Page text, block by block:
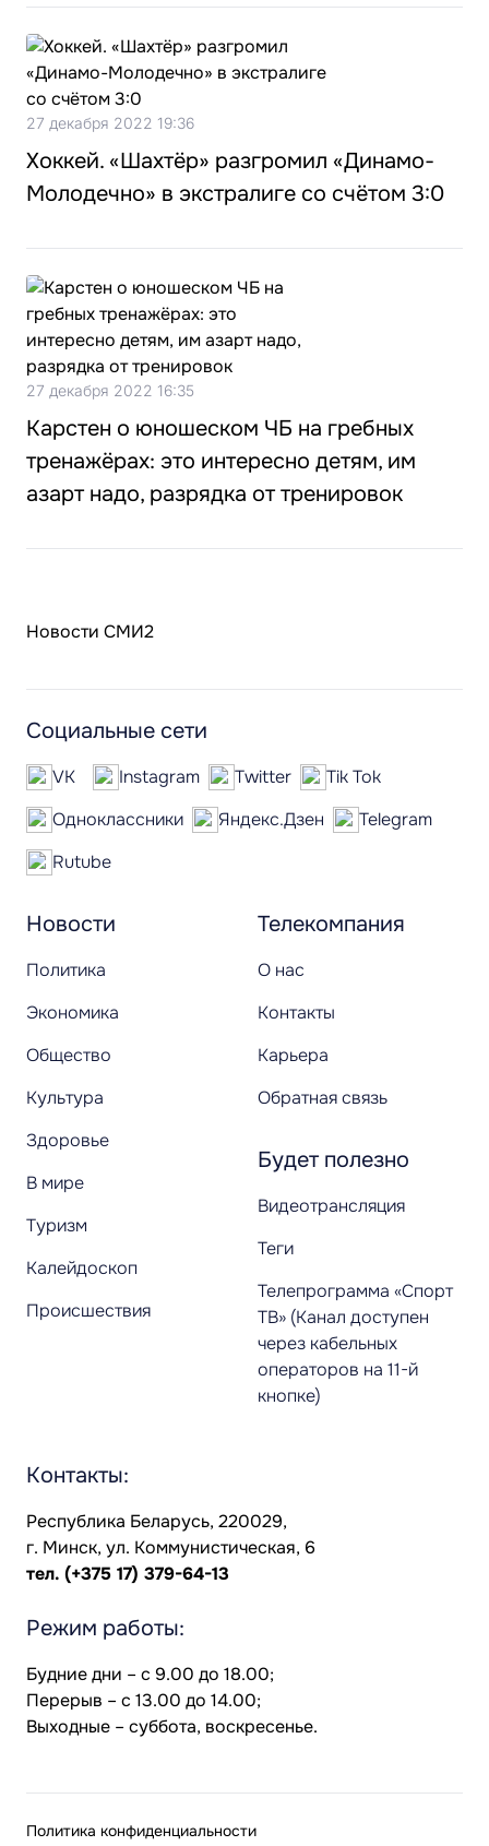
27 декабря 2022 19:36
Хоккей. «Шахтёр» разгромил «Динамо-
Молодечно» в экстралиге со счётом 3:0
27 декабря 2022 16:35
Карстен о юношеском ЧБ на гребных
тренажёрах: это интересно детям, им
азарт надо, разрядка от тренировок
Новости СМИ2
Новости
Политика
Экономика
Общество
Культура
Здоровье
В мире
Туризм
Калейдоскоп
Происшествия
Телекомпания
О нас
Контакты
Карьера
Обратная связь
Будет полезно
Видеотрансляция
Теги
Телепрограмма «Спорт
ТВ» (Канал доступен
через кабельных
операторов на 11-й
кнопке)
Социальные сети
VK Instagram Twitter
Tik Tok
Одноклассники
Яндекс.Дзен
Telegram
Rutube
Контакты:
Республика Беларусь, 220029,
г. Минск, ул. Коммунистическая, 6
тел. (+375 17) 379-64-13
Режим работы:
Будние дни – с 9.00 до 18.00;
Перерыв – с 13.00 до 14.00;
Выходные – суббота, воскресенье.
Политика конфиденциальности